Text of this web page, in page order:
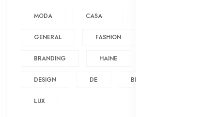
MODA CASA
GENERAL FASHION
BRANDING HAINE
DESIGN DE BRANDURI
LUX